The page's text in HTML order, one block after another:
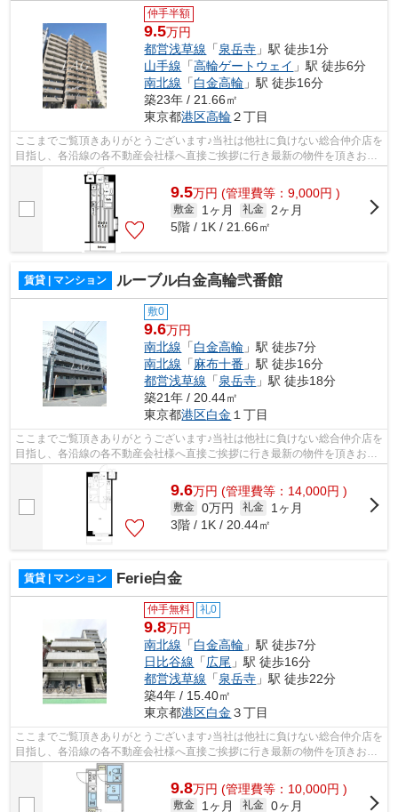
仲手半額
9.5万円
都営浅草線 「泉岳寺 」駅 徒歩1分
山手線 「高輪ゲートウェイ 」駅 徒歩6分
南北線 「白金高輪 」駅 徒歩16分
築23年 / 21.66㎡
東京都港区高輪 ２丁目
ここまでご覧頂きありがとうございます♪当社は他社に負けない総合仲介店を
目指し、各沿線の各不動産会社様へ直接ご挨拶に行き最新の物件を頂きお客
様へ提供しております！最新の情報は...
9.5万円 (管理費等：9,000円 )
敷金 1ヶ月 礼金
2ヶ月
5階 / 1K / 21.66㎡
賃貸 | マンション ルーブル白金高輪弐番館
敷0
9.6万円
南北線 「白金高輪 」駅 徒歩7分
南北線 「麻布十番 」駅 徒歩16分
都営浅草線 「泉岳寺 」駅 徒歩18分
築21年 / 20.44㎡
東京都港区白金 １丁目
ここまでご覧頂きありがとうございます♪当社は他社に負けない総合仲介店を
目指し、各沿線の各不動産会社様へ直接ご挨拶に行き最新の物件を頂きお客
様へ提供しております！最新の情報は...
9.6万円 (管理費等：14,000円 )
敷金 0万円 礼金
1ヶ月
3階 / 1K / 20.44㎡
賃貸 | マンション Ferie白金
仲手無料 礼0
9.8万円
南北線 「白金高輪 」駅 徒歩7分
日比谷線 「広尾 」駅 徒歩16分
都営浅草線 「泉岳寺 」駅 徒歩22分
築4年 / 15.40㎡
東京都港区白金 ３丁目
ここまでご覧頂きありがとうございます♪当社は他社に負けない総合仲介店を
目指し、各沿線の各不動産会社様へ直接ご挨拶に行き最新の物件を頂きお客
様へ提供しております！最新の情報は...
9.8万円 (管理費等：10,000円 )
敷金 1ヶ月 礼金 0ヶ月